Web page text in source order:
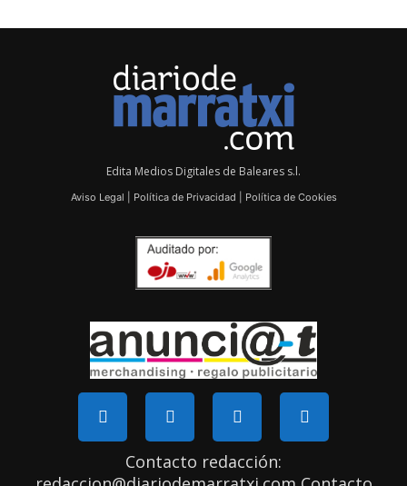
Edita Medios Digitales de Baleares s.l.
Aviso Legal Política de Privacidad Política de Cookies
Contacto redacción: